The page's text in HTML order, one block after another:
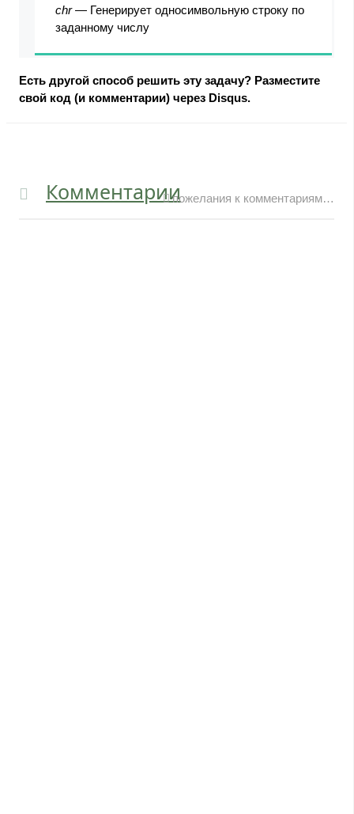
chr— Генерирует односимвольную строку по
заданному числу
Есть другой способ решить эту задачу? Разместите
свой код (и комментарии) через Disqus.
Комментариипожелания к комментариям…